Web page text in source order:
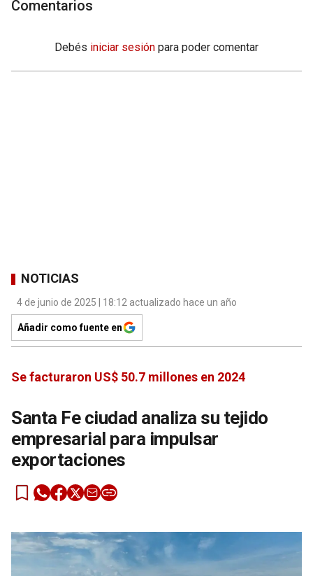
Comentarios
Debés iniciar sesión para poder comentar
NOTICIAS
4 de junio de 2025 | 18:12 actualizado hace un año
Añadir como fuente en
Se facturaron US$ 50.7 millones en 2024
Santa Fe ciudad analiza su tejido
empresarial para impulsar
exportaciones